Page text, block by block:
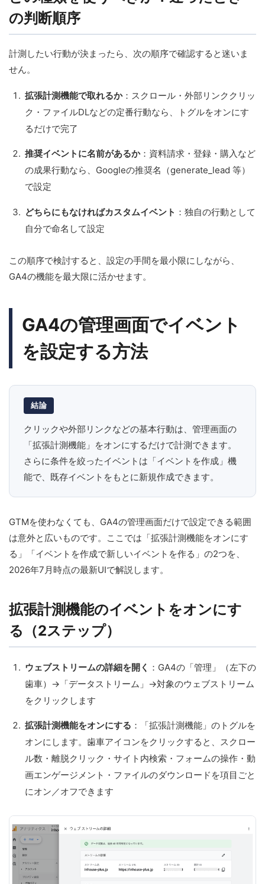
の判断順序
計測したい行動が決まったら、次の順序で確認すると迷いま
せん。
拡張計測機能で取れるか：スクロール・外部リンククリッ
ク・ファイルDLなどの定番行動なら、トグルをオンにす
るだけで完了
推奨イベントに名前があるか：資料請求・登録・購入など
の成果行動なら、Googleの推奨名（generate_lead 等）
で設定
どちらにもなければカスタムイベント ：独自の行動として
自分で命名して設定
この順序で検討すると、設定の手間を最小限にしながら、
GA4の機能を最大限に活かせます。
GA4の管理画面でイベント
を設定する方法
結論
クリックや外部リンクなどの基本行動は、管理画面の
「拡張計測機能」をオンにするだけで計測できます。
さらに条件を絞ったイベントは「イベントを作成」機
能で、既存イベントをもとに新規作成できます。
GTMを使わなくても、GA4の管理画面だけで設定できる範囲
は意外と広いものです。ここでは「拡張計測機能をオンにす
る」「イベントを作成で新しいイベントを作る」の2つを、
2026年7月時点の最新UIで解説します。
拡張計測機能のイベントをオンにす
る（2ステップ）
ウェブストリームの詳細を開く ：GA4の「管理」（左下の
歯車）→「データストリーム」→対象のウェブストリーム
をクリックします
拡張計測機能をオンにする ：「拡張計測機能」のトグルを
オンにします。歯車アイコンをクリックすると、スクロー
ル数・離脱クリック・サイト内検索・フォームの操作・動
画エンゲージメント・ファイルのダウンロードを項目ごと
にオン／オフできます